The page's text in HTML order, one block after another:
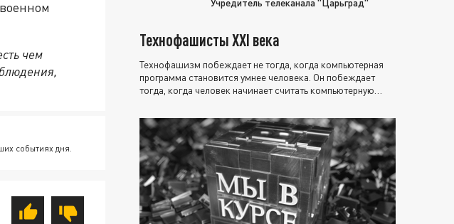
чем
событиях дня.
Учредитель телеканала "Царьград"
Технофашисты XXI века
Технофашизм побеждает не тогда, когда компьютерная
программа становится умнее человека. Он побеждает
тогда, когда человек начинает считать компьютерную